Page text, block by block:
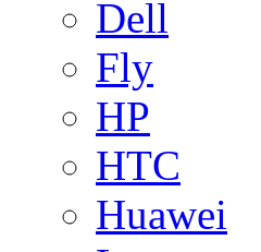
Dell
Fly
HP
HTC
Huawei